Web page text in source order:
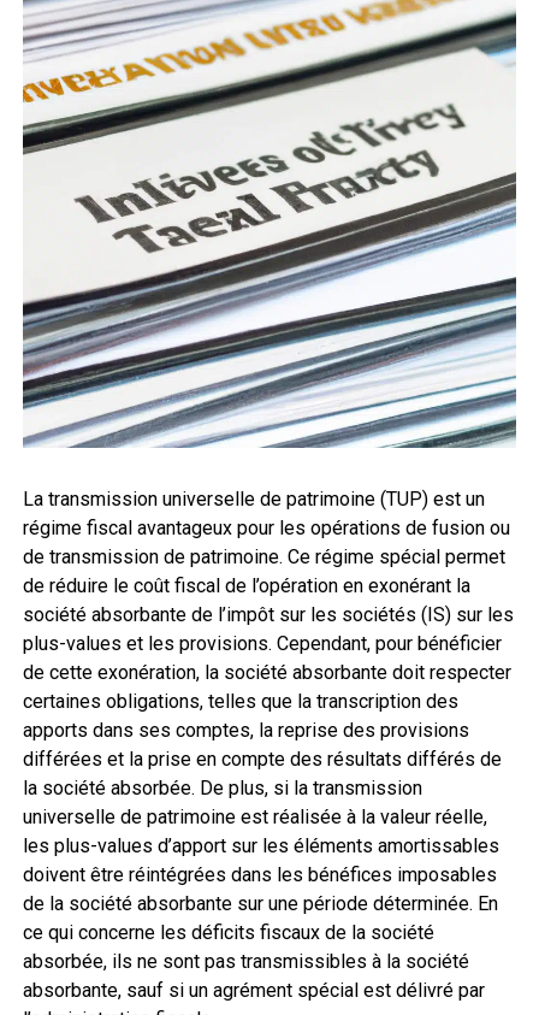
La transmission universelle de patrimoine (TUP) est un
régime fiscal avantageux pour les opérations de fusion ou
de transmission de patrimoine. Ce régime spécial permet
de réduire le coût fiscal de l’opération en exonérant la
société absorbante de l’impôt sur les sociétés (IS) sur les
plus-values et les provisions. Cependant, pour bénéficier
de cette exonération, la société absorbante doit respecter
certaines obligations, telles que la transcription des
apports dans ses comptes, la reprise des provisions
différées et la prise en compte des résultats différés de
la société absorbée. De plus, si la transmission
universelle de patrimoine est réalisée à la valeur réelle,
les plus-values d’apport sur les éléments amortissables
doivent être réintégrées dans les bénéfices imposables
de la société absorbante sur une période déterminée. En
ce qui concerne les déficits fiscaux de la société
absorbée, ils ne sont pas transmissibles à la société
absorbante, sauf si un agrément spécial est délivré par